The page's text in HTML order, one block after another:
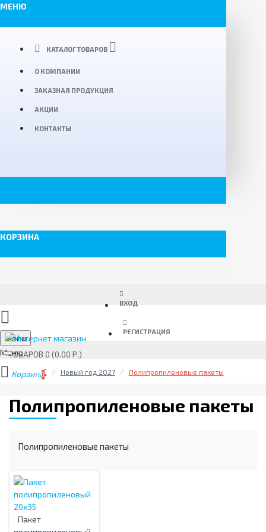
МЕНЮ
КАТАЛОГ ТОВАРОВ
О КОМПАНИИ
ЗАКАЗНАЯ ПРОДУКЦИЯ
АКЦИИ
КОНТАКТЫ
КОРЗИНА
ВХОД
РЕГИСТРАЦИЯ
Menu
ТОВАРОВ 0 (0.00 Р.)
0 Новый год 2027 Полипропиленовые пакеты
Полипропиленовые пакеты
Полипропиленовые пакеты
Пакет